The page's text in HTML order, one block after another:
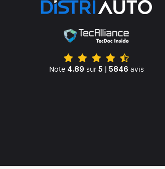
Note 4.89 sur 5 | 5846 avis